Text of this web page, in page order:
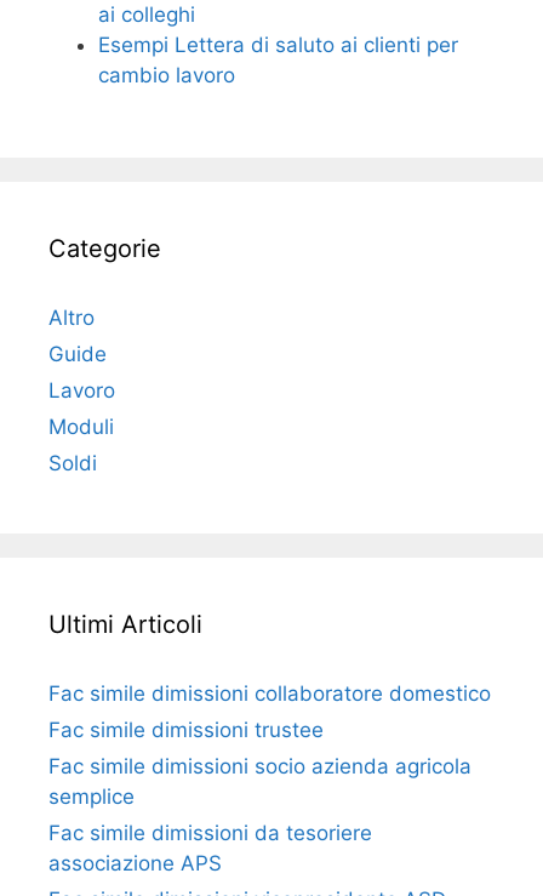
ai colleghi
Esempi Lettera di saluto ai clienti per
cambio lavoro
Categorie
Altro
Guide
Lavoro
Moduli
Soldi
Ultimi Articoli
Fac simile dimissioni collaboratore domestico​​​
Fac simile dimissioni trustee​​​
Fac simile ​dimissioni socio azienda agricola
semplice​​​
Fac simile dimissioni da tesoriere
associazione APS​​